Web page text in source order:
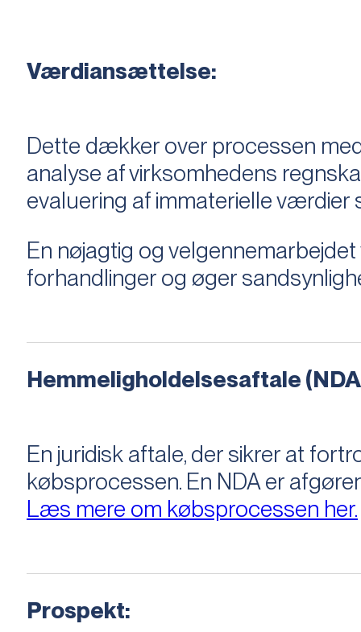
Værdiansættelse:
Dette dækker over processen
analyse af virksomhedens
evaluering af immaterielle
En nøjagtig og
forhandlinger og øger
Hemmeligholdelsesaftale
En juridisk aftale, der sikrer at
købsprocessen​​. En NDA er
Læs mere om købsprocessen her.
Prospekt: